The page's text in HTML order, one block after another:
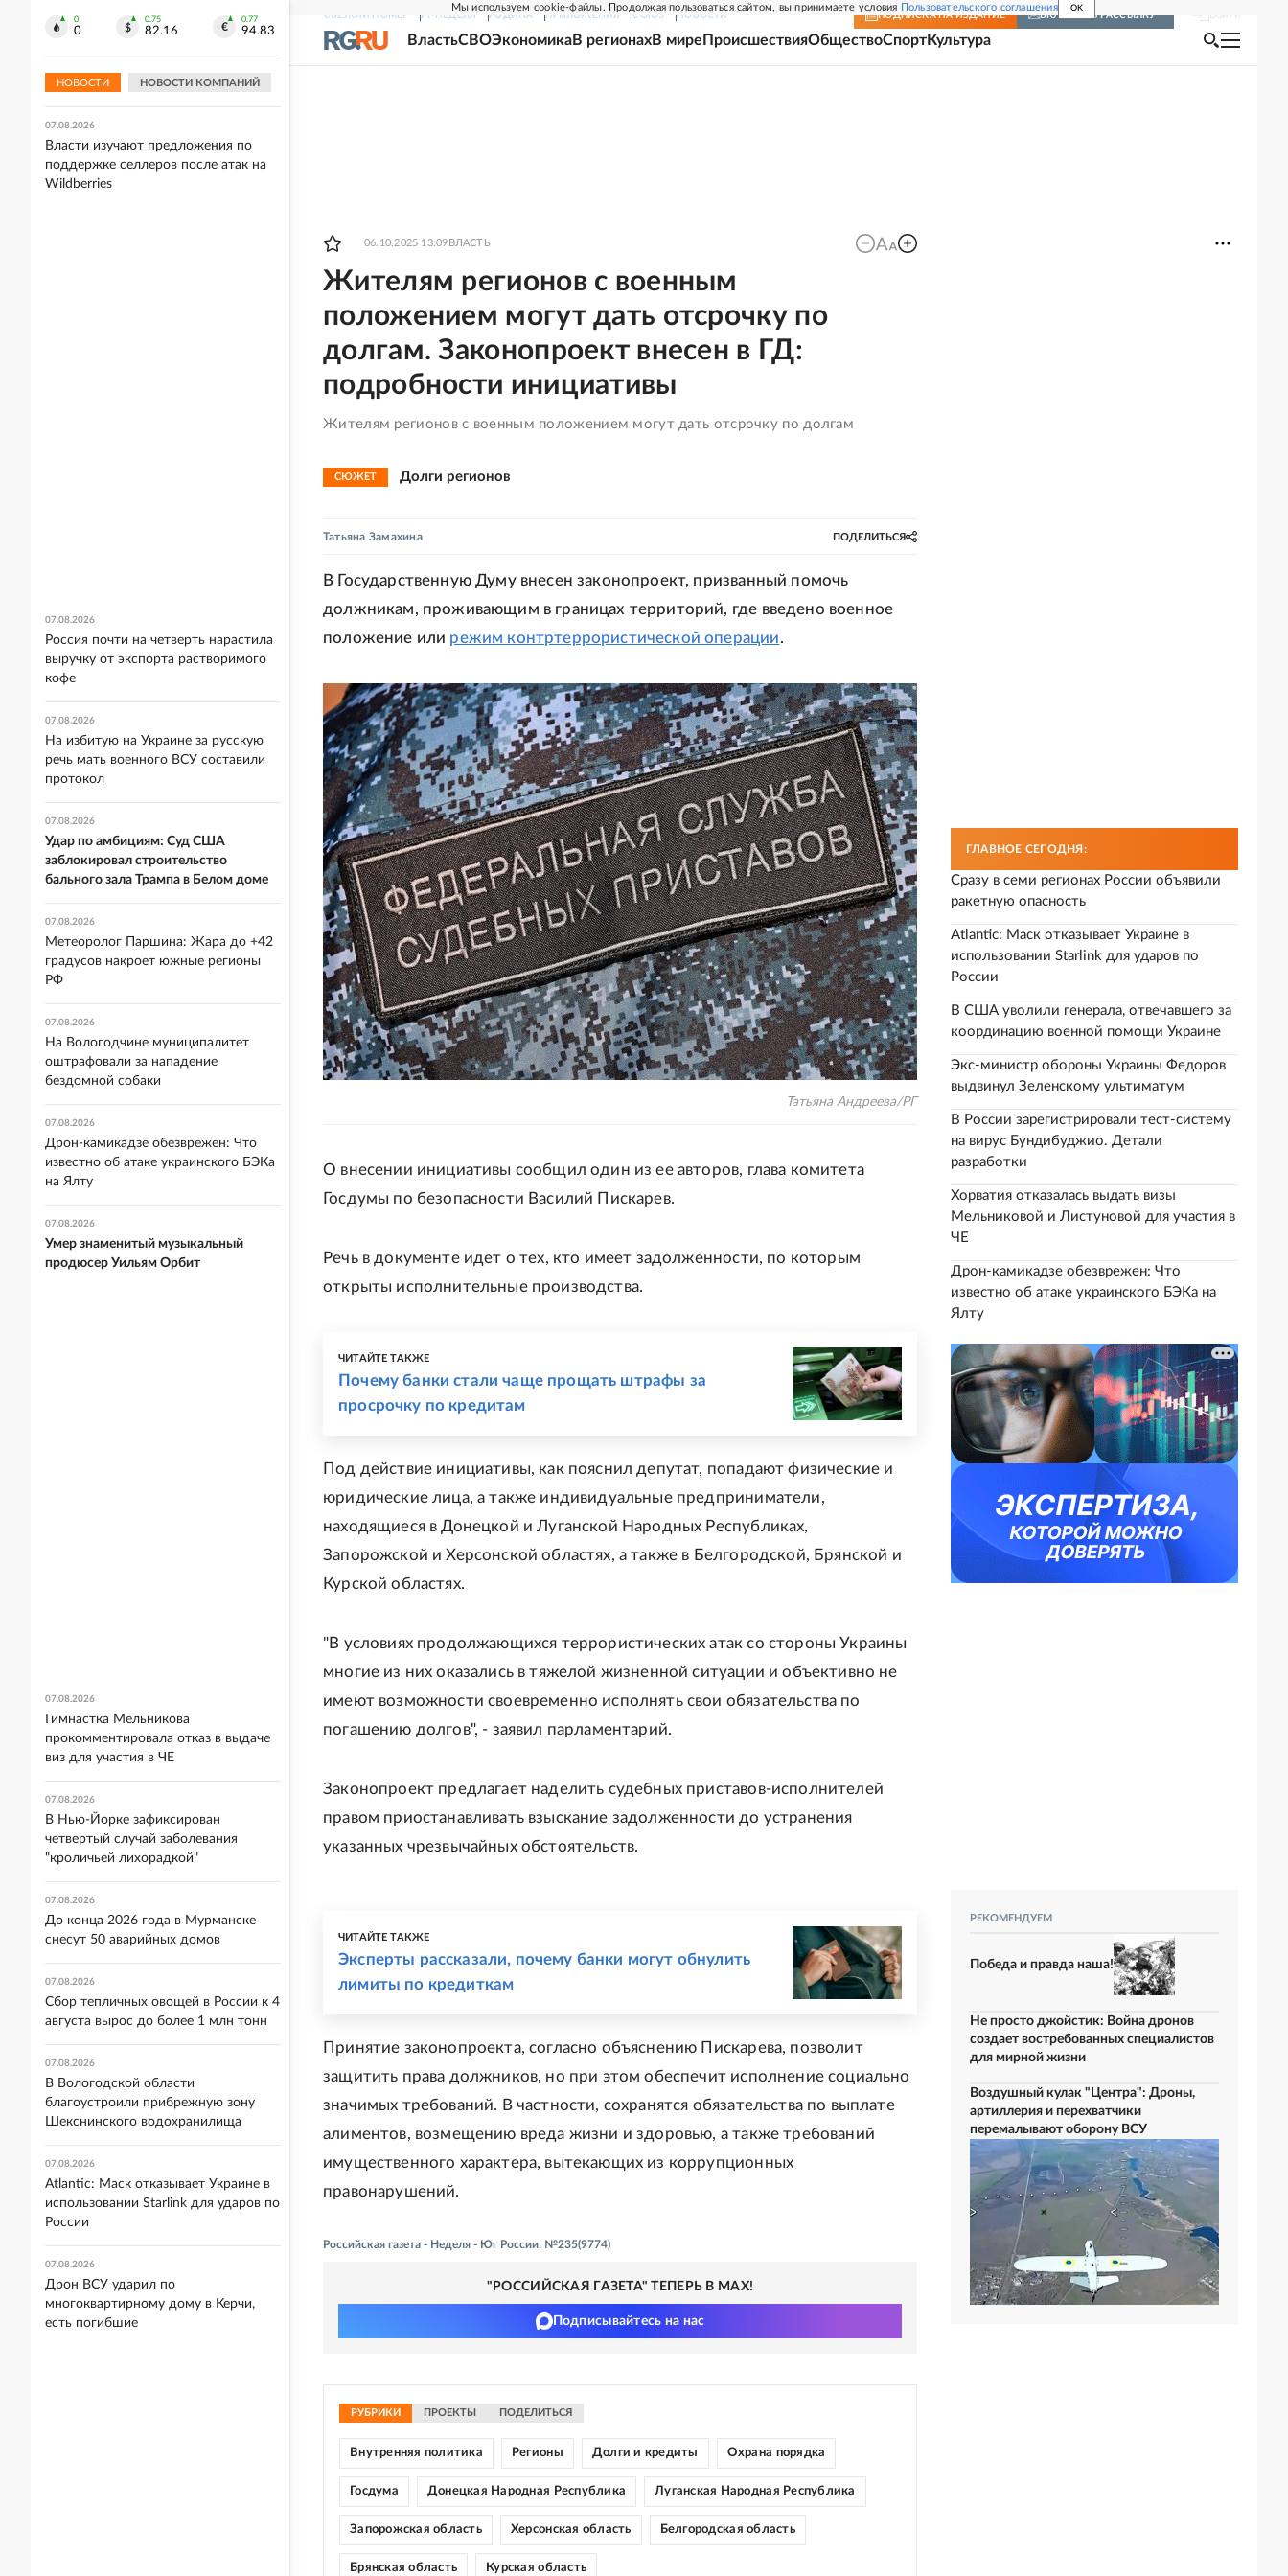
Мы используем cookie-файлы. Продолжая пользоваться сайтом, вы принимаете условия Пользовательского соглашения OK
СВЕЖИЙ НОМЕР РГ-НЕДЕЛЯ РОДИНА ПРИЛОЖЕНИЯ СОЮЗ НОВОСТИ ПОДПИСКА НА ИЗДАНИЕ ВКЛЮЧИТЬ РАССЫЛКУ
ВластьСВОЭкономикаВ регионахВ мире ПроисшествияОбществоСпортКультура
06.10.2025 13:09 ВЛАСТЬ
Жителям регионов с военным
положением могут дать отсрочку по
долгам. Законопроект внесен в ГД:
подробности инициативы
Жителям регионов с военным положением могут дать отсрочку по долгам
СЮЖЕТ Долги регионов
Татьяна Замахина ПОДЕЛИТЬСЯ
В Государственную Думу внесен законопроект, призванный помочь
должникам, проживающим в границах территорий, где введено военное
положение или режим контртеррористической операции.
Татьяна Андреева/РГ
О внесении инициативы сообщил один из ее авторов, глава комитета
Госдумы по безопасности Василий Пискарев.
Речь в документе идет о тех, кто имеет задолженности, по которым
открыты исполнительные производства.
ЧИТАЙТЕ ТАКЖЕ
Почему банки стали чаще прощать штрафы за
просрочку по кредитам
Под действие инициативы, как пояснил депутат, попадают физические и
юридические лица, а также индивидуальные предприниматели,
находящиеся в Донецкой и Луганской Народных Республиках,
Запорожской и Херсонской областях, а также в Белгородской, Брянской и
Курской областях.
"В условиях продолжающихся террористических атак со стороны Украины
многие из них оказались в тяжелой жизненной ситуации и объективно не
имеют возможности своевременно исполнять свои обязательства по
погашению долгов", - заявил парламентарий.
Законопроект предлагает наделить судебных приставов-исполнителей
правом приостанавливать взыскание задолженности до устранения
указанных чрезвычайных обстоятельств.
ЧИТАЙТЕ ТАКЖЕ
Эксперты рассказали, почему банки могут обнулить
лимиты по кредиткам
Принятие законопроекта, согласно объяснению Пискарева, позволит
защитить права должников, но при этом обеспечит исполнение социально
значимых требований. В частности, сохранятся обязательства по выплате
алиментов, возмещению вреда жизни и здоровью, а также требований
имущественного характера, вытекающих из коррупционных
правонарушений.
Российская газета - Неделя - Юг России: №235(9774)
"РОССИЙСКАЯ ГАЗЕТА" ТЕПЕРЬ В MAX!
Подписывайтесь на нас
РУБРИКИ ПРОЕКТЫ ПОДЕЛИТЬСЯ
Внутренняя политика Регионы Долги и кредиты Охрана порядка
Госдума Донецкая Народная Республика Луганская Народная Республика
Запорожская область Херсонская область Белгородская область
Брянская область Курская область
ГЛАВНОЕ СЕГОДНЯ:
Сразу в семи регионах России объявили
ракетную опасность
Atlantic: Маск отказывает Украине в
использовании Starlink для ударов по
России
В США уволили генерала, отвечавшего за
координацию военной помощи Украине
Экс-министр обороны Украины Федоров
выдвинул Зеленскому ультиматум
В России зарегистрировали тест-систему
на вирус Бундибуджио. Детали
разработки
Хорватия отказалась выдать визы
Мельниковой и Листуновой для участия в
ЧЕ
Дрон-камикадзе обезврежен: Что
известно об атаке украинского БЭКа на
Ялту
РЕКОМЕНДУЕМ
Победа и правда наша!
Не просто джойстик: Война дронов
создает востребованных специалистов
для мирной жизни
Воздушный кулак "Центра": Дроны,
артиллерия и перехватчики
перемалывают оборону ВСУ
0
0
0.75
82.16
0.77
94.83
НОВОСТИ НОВОСТИ КОМПАНИЙ
07.08.2026
развлечений иностранных судей
07.08.2026
Власти изучают предложения по
поддержке селлеров после атак на
Wildberries
07.08.2026
Россия почти на четверть нарастила
выручку от экспорта растворимого
кофе
07.08.2026
На избитую на Украине за русскую
речь мать военного ВСУ составили
протокол
07.08.2026
Удар по амбициям: Суд США
заблокировал строительство
бального зала Трампа в Белом доме
07.08.2026
Метеоролог Паршина: Жара до +42
градусов накроет южные регионы
РФ
07.08.2026
На Вологодчине муниципалитет
оштрафовали за нападение
бездомной собаки
07.08.2026
Дрон-камикадзе обезврежен: Что
известно об атаке украинского БЭКа
на Ялту
07.08.2026
Умер знаменитый музыкальный
продюсер Уильям Орбит
07.08.2026
Гимнастка Мельникова
прокомментировала отказ в выдаче
виз для участия в ЧЕ
07.08.2026
В Нью-Йорке зафиксирован
четвертый случай заболевания
"кроличьей лихорадкой"
07.08.2026
До конца 2026 года в Мурманске
снесут 50 аварийных домов
07.08.2026
Сбор тепличных овощей в России к 4
августа вырос до более 1 млн тонн
07.08.2026
В Вологодской области
благоустроили прибрежную зону
Шекснинского водохранилища
07.08.2026
Atlantic: Маск отказывает Украине в
использовании Starlink для ударов по
России
07.08.2026
Дрон ВСУ ударил по
многоквартирному дому в Керчи,
есть погибшие